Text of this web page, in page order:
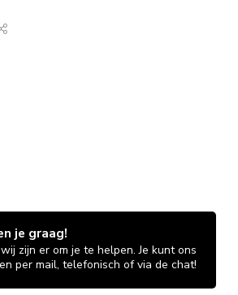
je graag!
zijn er om je te helpen. Je kunt ons
per mail, telefonisch of via de chat!